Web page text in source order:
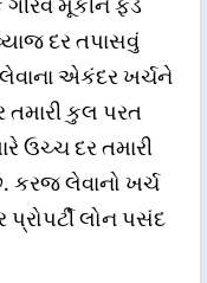
ગીરવે મૂકીને ફંડ
દર તપાસવું
એકંદર ખર્ચને
કુલ પરત
ઉચ્ચ દર તમારી
કરજ લેવાનો ખર્ચ
પ્રોપર્ટી લોન પસંદ